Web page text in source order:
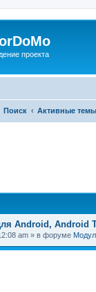
проекта
Поиск Активные темы
Android, Android
am » в форуме